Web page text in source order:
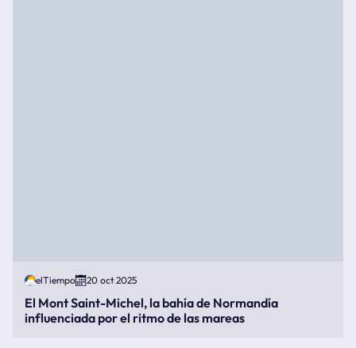
elTiempo 20 oct 2025
El Mont Saint-Michel, la bahía de Normandía
influenciada por el ritmo de las mareas